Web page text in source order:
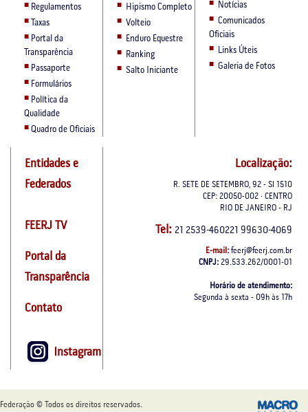
Regulamentos
Taxas
Portal da
Transparência
Passaporte
Formulários
Política da
Qualidade
Quadro de Oficiais
Hipismo Completo
Volteio
Enduro Equestre
Ranking
Salto Iniciante
Notícias
Comunicados
Oficiais
Links Úteis
Galeria de Fotos
Entidades e
Federados
FEERJ TV
Portal da
Transparência
Contato
Instagram
Localização:
R. SETE DE SETEMBRO, 92 - Sl 1510
CEP: 20050-002 · CENTRO
RIO DE JANEIRO - RJ
Tel: 21 2539-460221 99630-4069
E-mail: feerj@feerj.com.br
CNPJ: 29.533.262/0001-01
Horário de atendimento:
Segunda à sexta - 09h às 17h
Federação © Todos os direitos reservados.